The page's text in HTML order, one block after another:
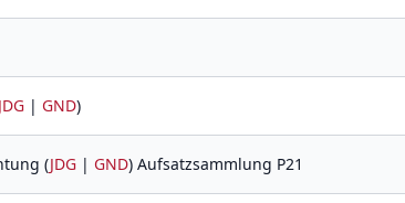
JDG | GND)
(JDG | GND) Aufsatzsammlung P21